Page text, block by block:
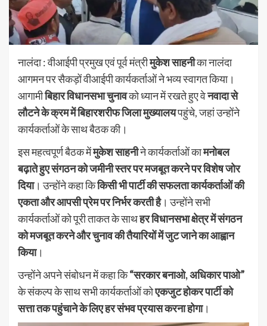
नालंदा : वीआईपी प्रमुख एवं पूर्व मंत्रीमुकेश साहनीका नालंदा
आगमन पर सैकड़ों वीआईपी कार्यकर्ताओं ने भव्य स्वागत किया।
आगामीबिहार विधानसभा चुनावको ध्यान में रखते हुए वेनवादा से
लौटने के क्रम में बिहारशरीफ जिला मुख्यालयपहुंचे, जहां उन्होंने
कार्यकर्ताओं के साथ बैठक की।
इस महत्वपूर्ण बैठक मेंमुकेश साहनीने कार्यकर्ताओं कामनोबल
बढ़ाते हुए संगठन को जमीनी स्तर पर मजबूत करने पर विशेष जोर
दिया। उन्होंने कहा किकिसी भी पार्टी की सफलता कार्यकर्ताओं की
एकता और आपसी प्रेम पर निर्भर करती है। उन्होंने सभी
कार्यकर्ताओं को पूरी ताकत के साथहर विधानसभा क्षेत्र में संगठन
को मजबूत करने और चुनाव की तैयारियों में जुट जाने का आह्वान
किया।
उन्होंने अपने संबोधन में कहा कि“सरकार बनाओ, अधिकार पाओ”
के संकल्प के साथ सभी कार्यकर्ताओं कोएकजुट होकर पार्टी को
सत्ता तक पहुंचाने के लिए हर संभव प्रयास करना होगा।